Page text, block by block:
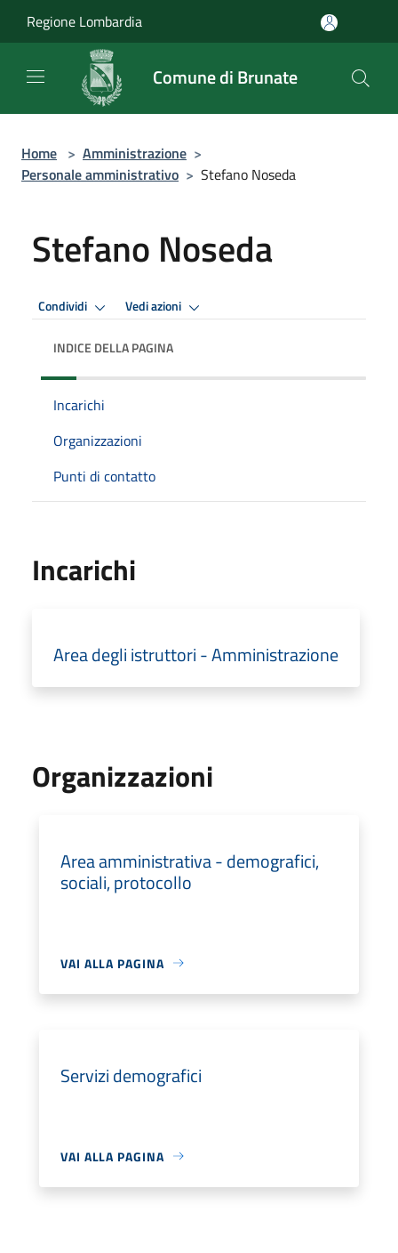
Regione Lombardia
Comune di Brunate
Home > Amministrazione >
Personale amministrativo > Stefano Noseda
Stefano Noseda
Condividi Vedi azioni
INDICE DELLA PAGINA
Incarichi
Organizzazioni
Punti di contatto
Incarichi
Area degli istruttori - Amministrazione
Organizzazioni
Area amministrativa - demografici,
sociali, protocollo
VAI ALLA PAGINA
Servizi demografici
VAI ALLA PAGINA